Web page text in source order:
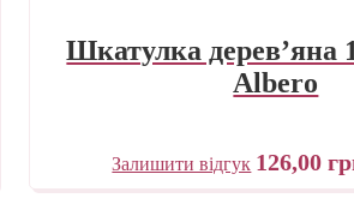
Шкатулка дерев’яна
Albero
Залишити відгук 126,00